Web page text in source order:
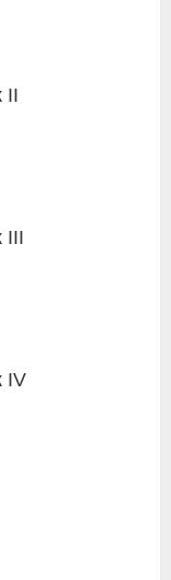
II
III
IV